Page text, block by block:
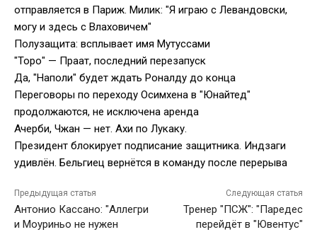
отправляется в Париж. Милик: "Я играю с Левандовски,
могу и здесь с Влаховичем"
Полузащита: всплывает имя Мутуссами
"Торо" — Праат, последний перезапуск
Да, "Наполи" будет ждать Роналду до конца
Переговоры по переходу Осимхена в "Юнайтед"
продолжаются, не исключена аренда
Ачерби, Чжан — нет. Ахи по Лукаку.
Президент блокирует подписание защитника. Индзаги
удивлён. Бельгиец вернётся в команду после перерыва
Предыдущая статья
Антонио Кассано: "Аллегри
и Моуриньо не нужен
Следующая статья
Тренер "ПСЖ": "Паредес
перейдёт в "Ювентус"